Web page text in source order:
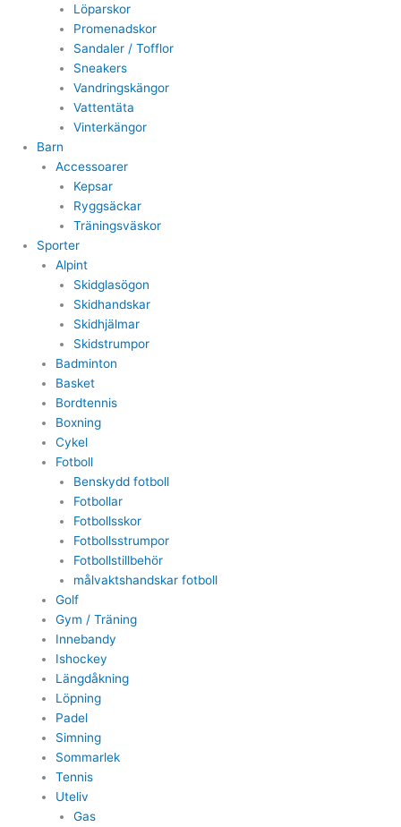
Löparskor
Promenadskor
Sandaler / Tofflor
Sneakers
Vandringskängor
Vattentäta
Vinterkängor
Barn
Accessoarer
Kepsar
Ryggsäckar
Träningsväskor
Sporter
Alpint
Skidglasögon
Skidhandskar
Skidhjälmar
Skidstrumpor
Badminton
Basket
Bordtennis
Boxning
Cykel
Fotboll
Benskydd fotboll
Fotbollar
Fotbollsskor
Fotbollsstrumpor
Fotbollstillbehör
målvaktshandskar fotboll
Golf
Gym / Träning
Innebandy
Ishockey
Längdåkning
Löpning
Padel
Simning
Sommarlek
Tennis
Uteliv
Gas